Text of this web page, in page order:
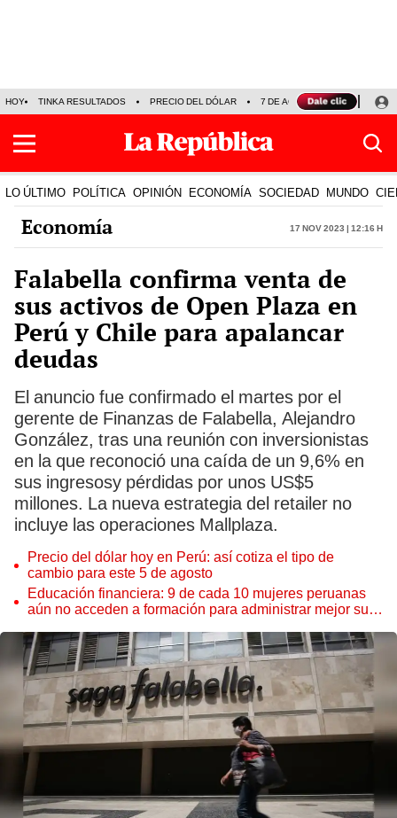
HOY TINKA RESULTADOS PRECIO DEL DÓLAR 7 DE AGOSTO OLLANTA
LO ÚLTIMO POLÍTICA OPINIÓN ECONOMÍA SOCIEDAD MUNDO
Economía 17 Nov 2023 | 12:16 h
Falabella confirma venta de
sus activos de Open Plaza en
Perú y Chile para apalancar
deudas
El anuncio fue confirmado el martes por el
gerente de Finanzas de Falabella, Alejandro
González, tras una reunión con inversionistas
en la que reconoció una caída de un 9,6% en
sus ingresosy pérdidas por unos US$5
millones. La nueva estrategia del retailer no
incluye las operaciones Mallplaza.
Precio del dólar hoy en Perú: así cotiza el tipo de
cambio para este 5 de agosto
Educación financiera: 9 de cada 10 mujeres peruanas
aún no acceden a formación para administrar mejor su